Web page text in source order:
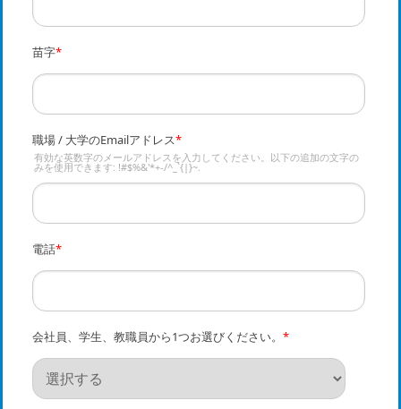
苗字*
職場 / 大学のEmailアドレス*
有効な英数字のメールアドレスを入力してください。以下の追加の文字の
みを使用できます: !#$%&'*+-/^_`{|}~.
電話*
会社員、学生、教職員から1つお選びください。 *